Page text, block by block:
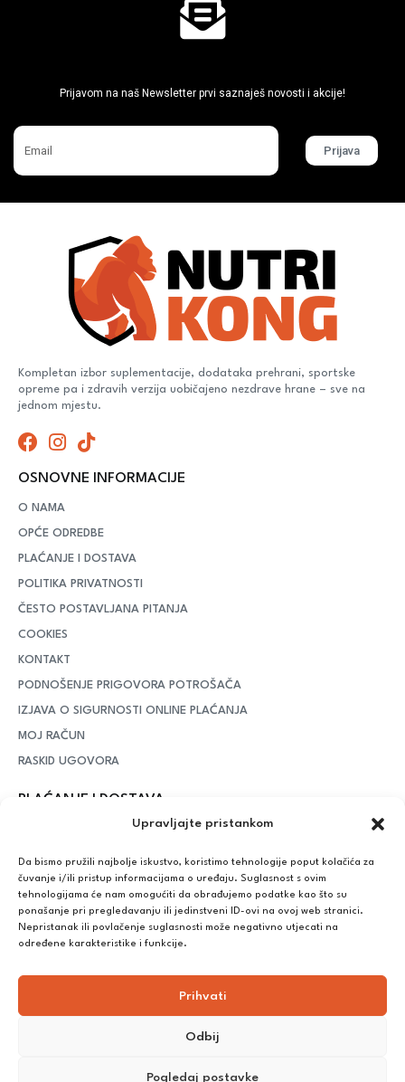
Upravljajte pristankom
Da bismo pružili najbolje iskustvo, koristimo tehnologije poput kolačića za
čuvanje i/ili pristup informacijama o uređaju. Suglasnost s ovim
tehnologijama će nam omogućiti da obrađujemo podatke kao što su
ponašanje pri pregledavanju ili jedinstveni ID-ovi na ovoj web stranici.
Nepristanak ili povlačenje suglasnosti može negativno utjecati na
određene karakteristike i funkcije.
Prihvati
Odbij
Pogledaj postavke
Prijavom na naš Newsletter prvi saznaješ novosti i akcije!
Prijava
Kompletan izbor suplementacije, dodataka prehrani, sportske
opreme pa i zdravih verzija uobičajeno nezdrave hrane – sve na
jednom mjestu.
OSNOVNE INFORMACIJE
O NAMA
OPĆE ODREDBE
PLAĆANJE I DOSTAVA
POLITIKA PRIVATNOSTI
ČESTO POSTAVLJANA PITANJA
COOKIES
KONTAKT
PODNOŠENJE PRIGOVORA POTROŠAČA
IZJAVA O SIGURNOSTI ONLINE PLAĆANJA
MOJ RAČUN
RASKID UGOVORA
PLAĆANJE I DOSTAVA
– iznad potrošenih 55 eura dostava je
Plaćanje:
Bankovna transakcija, plaćanje prilikom preuzimanja, CorvusPay